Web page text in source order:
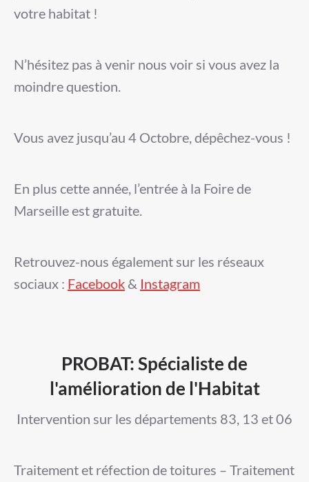
votre habitat !
N’hésitez pas à venir nous voir si vous avez la
moindre question.
Vous avez jusqu’au 4 Octobre, dépêchez-vous !
En plus cette année, l’entrée à la Foire de
Marseille est gratuite.
Retrouvez-nous également sur les réseaux
sociaux : Facebook & Instagram
PROBAT: Spécialiste de
l'amélioration de l'Habitat
Intervention sur les départements 83, 13 et 06
Traitement et réfection de toitures – Traitement